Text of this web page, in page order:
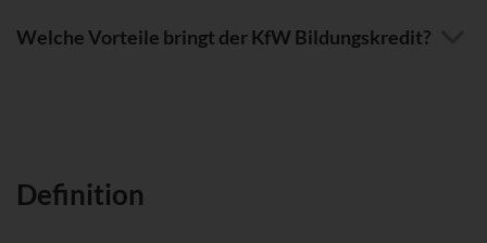
Welche Vorteile bringt der KfW Bildungskredit?
Definition